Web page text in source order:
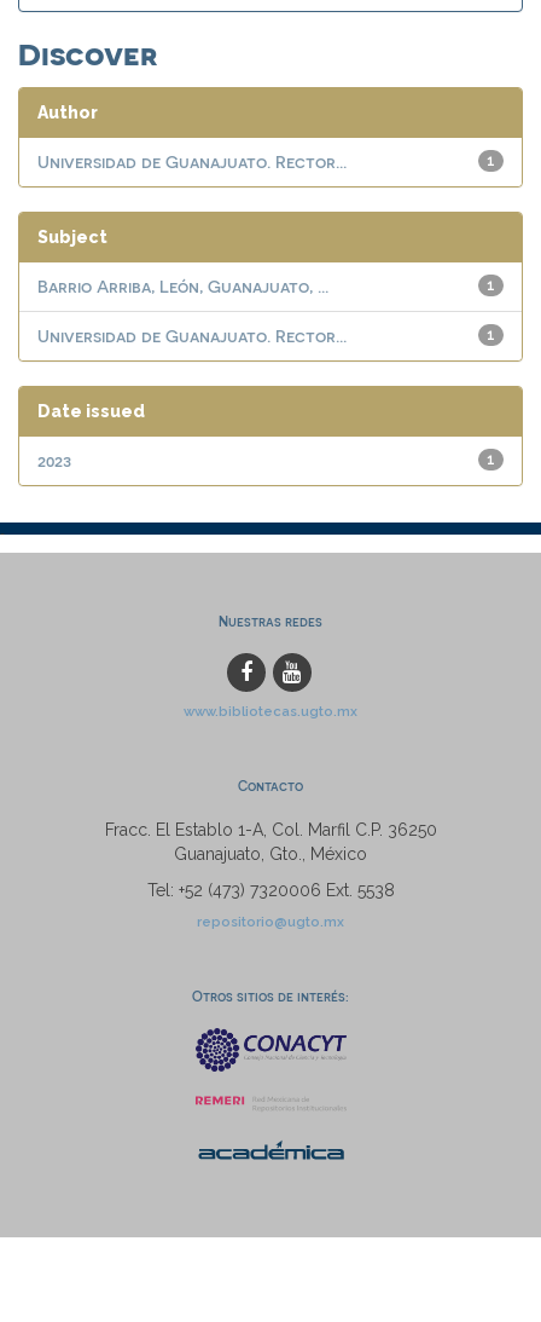
Discover
Author
1
Universidad de Guanajuato. Rector...
Subject
1
Barrio Arriba, León, Guanajuato, ...
1
Universidad de Guanajuato. Rector...
Date issued
1
2023
Nuestras redes
www.bibliotecas.ugto.mx
Contacto
Fracc. El Establo 1-A, Col. Marfil C.P. 36250
Guanajuato, Gto., México
Tel: +52 (473) 7320006 Ext. 5538
repositorio@ugto.mx
Otros sitios de interés: